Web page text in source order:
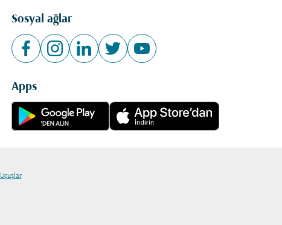
Sosyal ağlar
Apps